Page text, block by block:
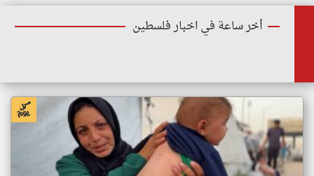
أخر ساعة في اخبار فلسطين